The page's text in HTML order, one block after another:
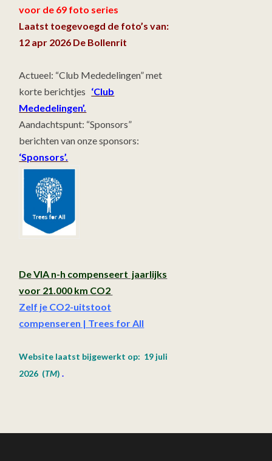
voor de 69 foto series
Laatst toegevoegd de foto’s van:
12 apr 2026 De Bollenrit
Actueel: “Club Mededelingen” met
korte berichtjes ‘Club
Mededelingen’.
Aandachtspunt: “Sponsors”
berichten van onze sponsors:
‘Sponsors’.
De VIA n-h compenseert jaarlijks
voor 21.000 km CO2
Zelf je CO2-uitstoot
compenseren | Trees for All
Website laatst bijgewerkt op: 19 juli
2026 (TM) .